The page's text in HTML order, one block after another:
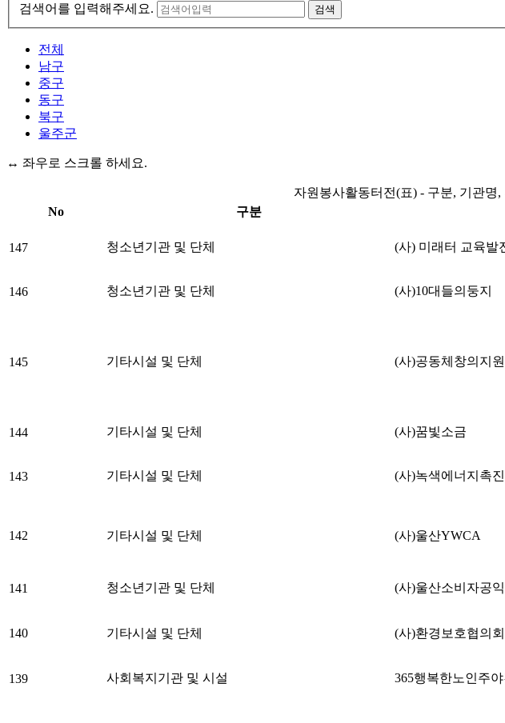
검색어를 입력해주세요.
검색
전체
남구
중구
동구
북구
울주군
↔ 좌우로 스크롤 하세요.
자원봉사활동터전(표) - 구분, 기관명
No
구분
147 청소년기관 및 단체 (사) 미래터 교육발
146
청소년기관 및 단체 (사)10대들의둥지
145 기타시설 및 단체 (사)공동체창의지
144 기타시설 및 단체 (사)꿈빛소금
143 기타시설 및 단체 (사)녹색에너지촉
142 기타시설 및 단체 (사)울산YWCA
141
청소년기관 및 단체 (사)울산소비자공
140 기타시설 및 단체 (사)환경보호협의회
139 사회복지기관 및 시설 365행복한노인주